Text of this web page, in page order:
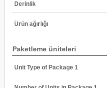
Derinlik
Ürün ağırlığı
Paketleme üniteleri
Unit Type of Package 1